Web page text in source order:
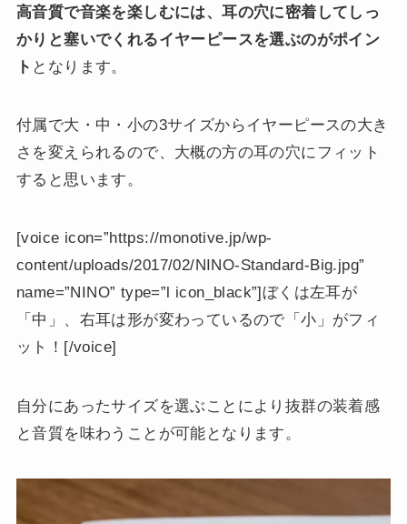
高音質で音楽を楽しむには、耳の穴に密着してしっ
かりと塞いでくれるイヤーピースを選ぶのがポイン
ト となります。
付属で大・中・小の3サイズからイヤーピースの大き
さを変えられるので、大概の方の耳の穴にフィット
すると思います。
[voice icon=”https://monotive.jp/wp-
content/uploads/2017/02/NINO-Standard-Big.jpg”
name=”NINO” type=”l icon_black”]ぼくは左耳が
「中」、右耳は形が変わっているので「小」がフィ
ット！[/voice]
自分にあったサイズを選ぶことにより抜群の装着感
と音質を味わうことが可能となります。